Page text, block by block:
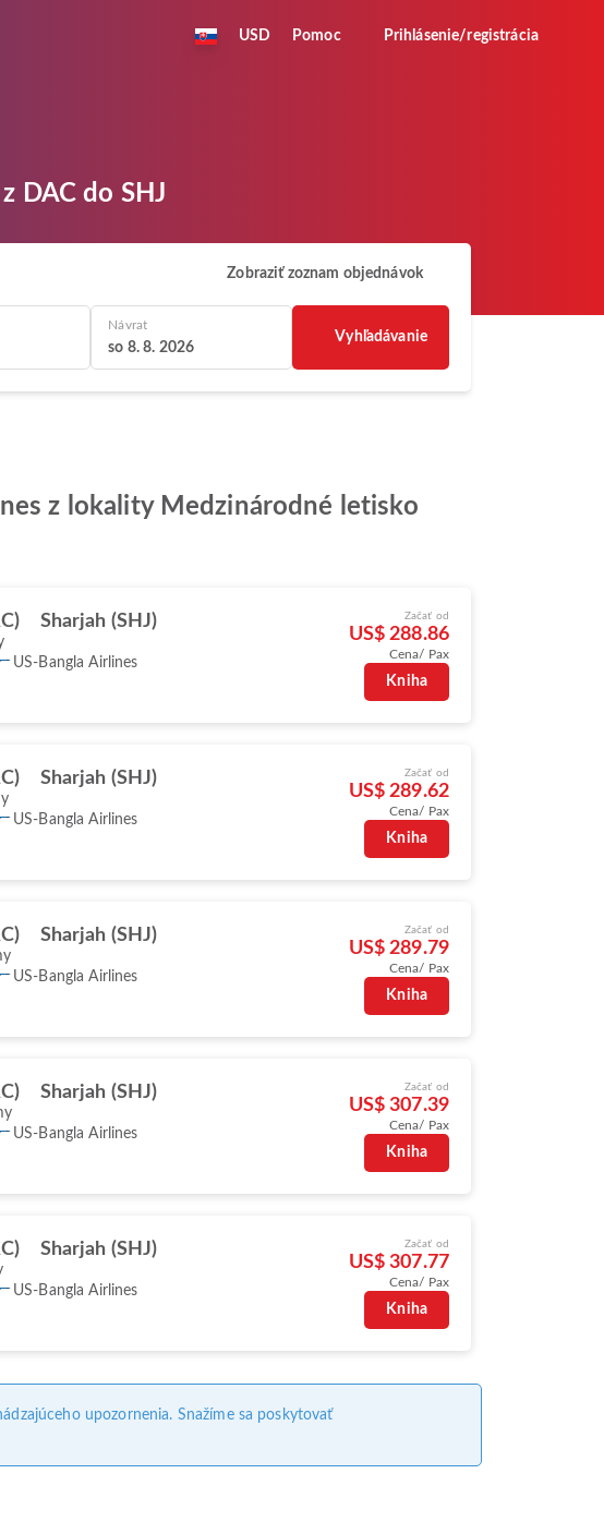
USD Pomoc Prihlásenie/registrácia
DAC do SHJ
Zobraziť zoznam objednávok
Návrat
so 8. 8. 2026
Vyhľadávanie
z lokality Medzinárodné letisko
Sharjah (SHJ)
US-Bangla Airlines
Začať od
US$ 288.86
Cena/ Pax
Kniha
Sharjah (SHJ)
US-Bangla Airlines
Začať od
US$ 289.62
Cena/ Pax
Kniha
Sharjah (SHJ)
US-Bangla Airlines
Začať od
US$ 289.79
Cena/ Pax
Kniha
Sharjah (SHJ)
US-Bangla Airlines
Začať od
US$ 307.39
Cena/ Pax
Kniha
Sharjah (SHJ)
US-Bangla Airlines
Začať od
US$ 307.77
Cena/ Pax
Kniha
upozornenia. Snažíme sa poskytovať